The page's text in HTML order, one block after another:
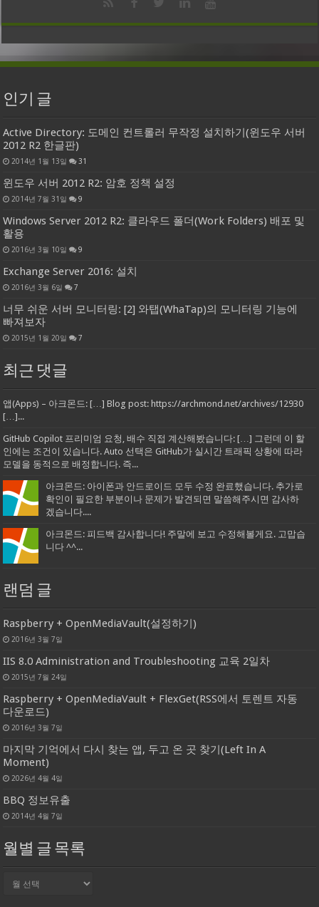
인기 글
Active Directory: 도메인 컨트롤러 무작정 설치하기(윈도우 서버
2012 R2 한글판)
2014년 1월 13일 31
윈도우 서버 2012 R2: 암호 정책 설정
2014년 7월 31일 9
Windows Server 2012 R2: 클라우드 폴더(Work Folders) 배포 및
활용
2016년 3월 10일 9
Exchange Server 2016: 설치
2016년 3월 6일 7
너무 쉬운 서버 모니터링: [2] 와탭(WhaTap)의 모니터링 기능에
빠져보자
2015년 1월 20일 7
최근 댓글
앱(Apps) – 아크몬드: […] Blog post: https://archmond.net/archives/12930
[…]...
GitHub Copilot 프리미엄 요청, 배수 직접 계산해봤습니다: […] 그런데 이 할
인에는 조건이 있습니다. Auto 선택은 GitHub가 실시간 트래픽 상황에 따라
모델을 동적으로 배정합니다. 즉...
아크몬드: 아이폰과 안드로이드 모두 수정 완료했습니다. 추가로
확인이 필요한 부분이나 문제가 발견되면 말씀해주시면 감사하
겠습니다....
아크몬드: 피드백 감사합니다! 주말에 보고 수정해볼게요. 고맙습
니다 ^^...
랜덤 글
Raspberry + OpenMediaVault(설정하기)
2016년 3월 7일
IIS 8.0 Administration and Troubleshooting 교육 2일차
2015년 7월 24일
Raspberry + OpenMediaVault + FlexGet(RSS에서 토렌트 자동
다운로드)
2016년 3월 7일
마지막 기억에서 다시 찾는 앱, 두고 온 곳 찾기(Left In A
Moment)
2026년 4월 4일
BBQ 정보유출
2014년 4월 7일
월별 글 목록